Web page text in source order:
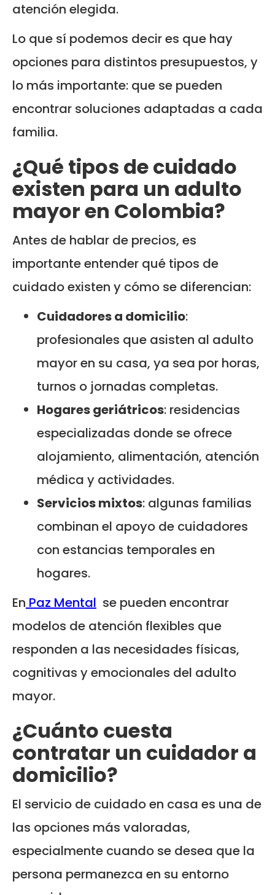
atención elegida.
Lo que sí podemos decir es que hay
opciones para distintos presupuestos, y
lo más importante: que se pueden
encontrar soluciones adaptadas a cada
familia.
¿Qué tipos de cuidado
existen para un adulto
mayor en Colombia?
Antes de hablar de precios, es
importante entender qué tipos de
cuidado existen y cómo se diferencian:
Cuidadores a domicilio:
profesionales que asisten al adulto
mayor en su casa, ya sea por horas,
turnos o jornadas completas.
Hogares geriátricos: residencias
especializadas donde se ofrece
alojamiento, alimentación, atención
médica y actividades.
Servicios mixtos: algunas familias
combinan el apoyo de cuidadores
con estancias temporales en
hogares.
En Paz Mental se pueden encontrar
modelos de atención flexibles que
responden a las necesidades físicas,
cognitivas y emocionales del adulto
mayor.
¿Cuánto cuesta
contratar un cuidador a
domicilio?
El servicio de cuidado en casa es una de
las opciones más valoradas,
especialmente cuando se desea que la
persona permanezca en su entorno